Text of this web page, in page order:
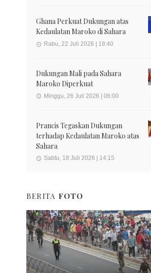
Ghana Perkuat Dukungan atas
Kedaulatan Maroko di Sahara
Rabu, 22 Juli 2026 | 18:40
Dukungan Mali pada Sahara
Maroko Diperkuat
Minggu, 26 Juli 2026 | 06:00
Prancis Tegaskan Dukungan
terhadap Kedaulatan Maroko atas
Sahara
Sabtu, 18 Juli 2026 | 14:15
BERITA FOTO